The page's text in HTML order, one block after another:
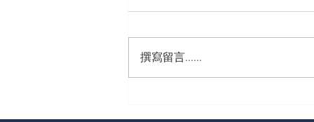
份讓準退休族不再焦慮的 5
撰寫留言......